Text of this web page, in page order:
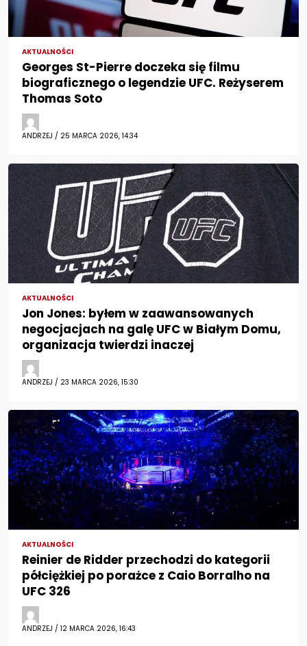
AKTUALNOŚCI
Georges St-Pierre doczeka się filmu
biograficznego o legendzie UFC. Reżyserem
Thomas Soto
ANDRZEJ / 25 MARCA 2026, 14:34
AKTUALNOŚCI
Jon Jones: byłem w zaawansowanych
negocjacjach na galę UFC w Białym Domu,
organizacja twierdzi inaczej
ANDRZEJ / 23 MARCA 2026, 15:30
AKTUALNOŚCI
Reinier de Ridder przechodzi do kategorii
półciężkiej po porażce z Caio Borralho na
UFC 326
ANDRZEJ / 12 MARCA 2026, 16:43